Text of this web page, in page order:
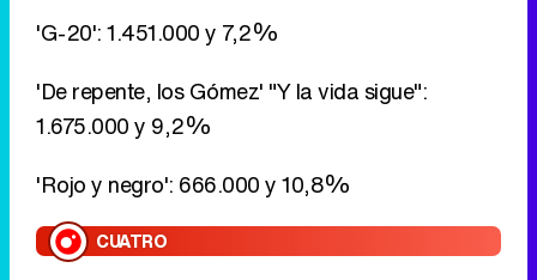
'G-20': 1.451.000 y 7,2%
'De repente, los Gómez' "Y la vida sigue":
1.675.000 y 9,2%
'Rojo y negro': 666.000 y 10,8%
CUATRO